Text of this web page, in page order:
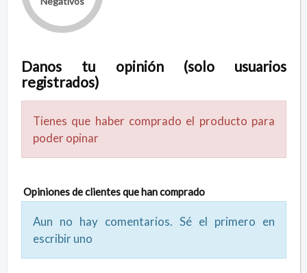
Danos tu opinión (solo usuarios
registrados)
Tienes que haber comprado el producto para
poder opinar
Opiniones de clientes que han comprado
Aun no hay comentarios. Sé el primero en
escribir uno